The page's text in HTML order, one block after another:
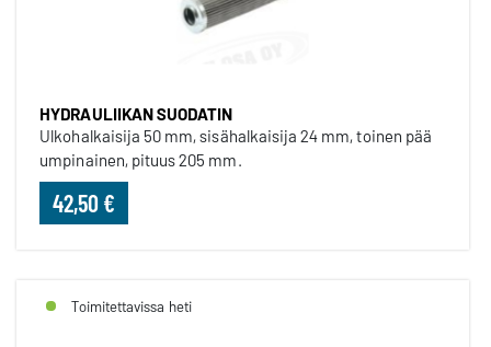
HYDRAULIIKAN SUODATIN
Ulkohalkaisija 50 mm, sisähalkaisija 24 mm, toinen pää
umpinainen, pituus 205 mm.
42,50 €
Toimitettavissa heti